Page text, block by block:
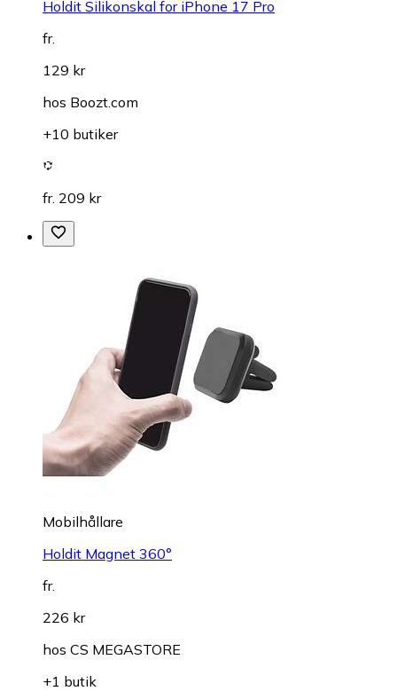
Holdit Silikonskal for iPhone 17 Pro
fr.
129 kr
hos Boozt.com
+10 butiker
fr. 209 kr
Mobilhållare
Holdit Magnet 360°
fr.
226 kr
hos CS MEGASTORE
+1 butik